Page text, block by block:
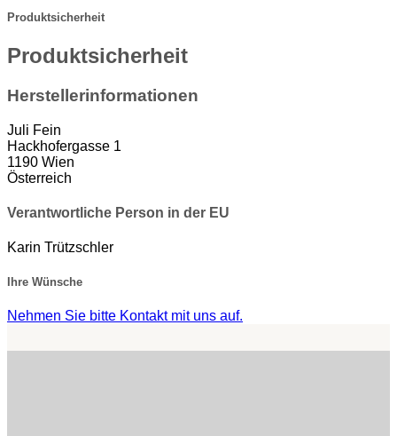
Produktsicherheit
Produktsicherheit
Herstellerinformationen
Juli Fein
Hackhofergasse 1
1190 Wien
Österreich
Verantwortliche Person in der EU
Karin Trützschler
Ihre Wünsche
Nehmen Sie bitte Kontakt mit uns auf.